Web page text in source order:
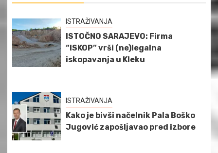
ISTRAŽIVANJA
ISTOČNO SARAJEVO: Firma
“ISKOP” vrši (ne)legalna
iskopavanja u Kleku
ISTRAŽIVANJA
Kako je bivši načelnik Pala Boško
Jugović zapošljavao pred izbore